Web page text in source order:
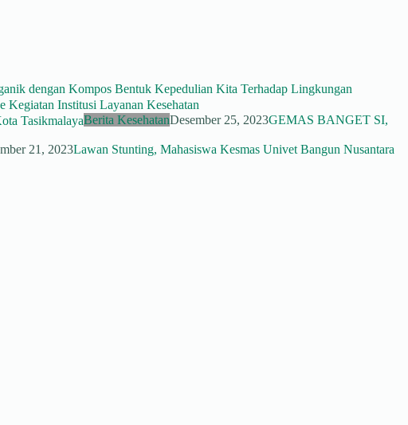
dengan Kompos Bentuk Kepedulian Kita Terhadap Lingkungan
Kegiatan Institusi Layanan Kesehatan
Berita KesehatanDesember 25, 2023GEMAS BANGET SI,
21, 2023Lawan Stunting, Mahasiswa Kesmas Univet Bangun Nusantara